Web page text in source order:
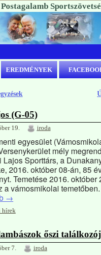
tartalomra
EREDMÉNYEK
(G-05)
19. iroda
egyesület
mély
Lajos Sporttárs, a
2016. október 08-án, 85
Temetése 2016. október
a vámosmikolai
→
hírek
őszi
7. iroda